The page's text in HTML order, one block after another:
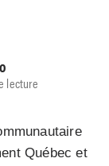
lecture
Québec et